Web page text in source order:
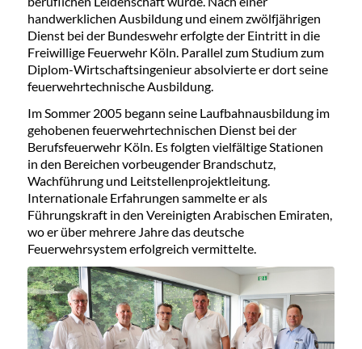
handwerklichen Ausbildung und einem zwölfjährigen
Dienst bei der Bundeswehr erfolgte der Eintritt in die
Freiwillige Feuerwehr Köln. Parallel zum Studium zum
Diplom-Wirtschaftsingenieur absolvierte er dort seine
feuerwehrtechnische Ausbildung.
Im Sommer 2005 begann seine Laufbahnausbildung im
gehobenen feuerwehrtechnischen Dienst bei der
Berufsfeuerwehr Köln. Es folgten vielfältige Stationen
in den Bereichen vorbeugender Brandschutz,
Wachführung und Leitstellenprojektleitung.
Internationale Erfahrungen sammelte er als
Führungskraft in den Vereinigten Arabischen Emiraten,
wo er über mehrere Jahre das deutsche
Feuerwehrsystem erfolgreich vermittelte.